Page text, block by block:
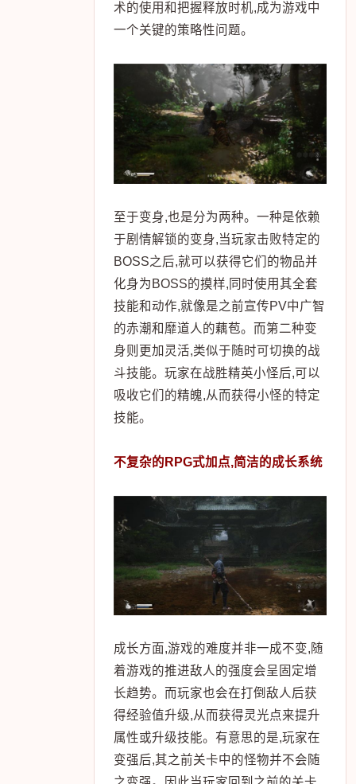
术的使用和把握释放时机,成为游戏中
一个关键的策略性问题。
至于变身,也是分为两种。一种是依赖
于剧情解锁的变身,当玩家击败特定的
BOSS之后,就可以获得它们的物品并
化身为BOSS的摸样,同时使用其全套
技能和动作,就像是之前宣传PV中广智
的赤潮和靡道人的藕苞。而第二种变
身则更加灵活,类似于随时可切换的战
斗技能。玩家在战胜精英小怪后,可以
吸收它们的精魄,从而获得小怪的特定
技能。
不复杂的RPG式加点,简洁的成长系统
成长方面,游戏的难度并非一成不变,随
着游戏的推进敌人的强度会呈固定增
长趋势。而玩家也会在打倒敌人后获
得经验值升级,从而获得灵光点来提升
属性或升级技能。有意思的是,玩家在
变强后,其之前关卡中的怪物并不会随